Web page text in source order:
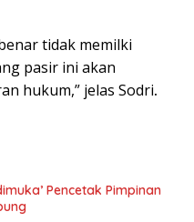
tidak memilki
pasir ini akan
hukum,” jelas Sodri.
Pencetak Pimpinan